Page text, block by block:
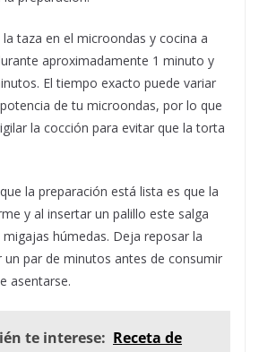
taza en el microondas y cocina a
aproximadamente 1 minuto y
El tiempo exacto puede variar
de tu microondas, por lo que
la cocción para evitar que la torta
la preparación está lista es que la
y al insertar un palillo este salga
húmedas. Deja reposar la
par de minutos antes de consumir
asentarse.
te interese: Receta de